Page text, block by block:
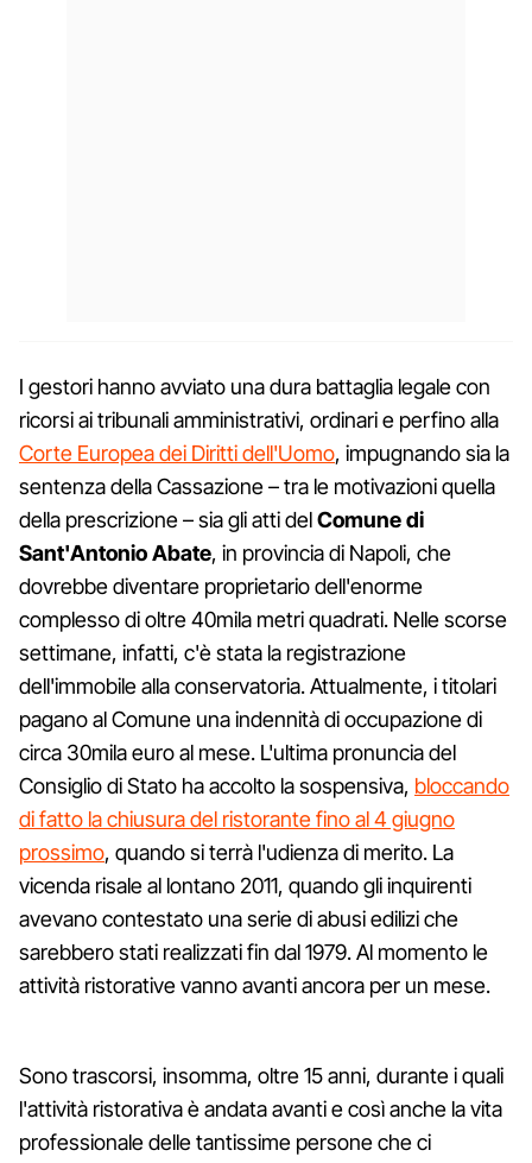
I gestori hanno avviato una dura battaglia legale con
ricorsi ai tribunali amministrativi, ordinari e perfino alla
Corte Europea dei Diritti dell'Uomo, impugnando sia la
sentenza della Cassazione – tra le motivazioni quella
della prescrizione – sia gli atti delComune di
Sant'Antonio Abate, in provincia di Napoli, che
dovrebbe diventare proprietario dell'enorme
complesso di oltre 40mila metri quadrati. Nelle scorse
settimane, infatti, c'è stata la registrazione
dell'immobile alla conservatoria. Attualmente, i titolari
pagano al Comune una indennità di occupazione di
circa 30mila euro al mese. L'ultima pronuncia del
Consiglio di Stato ha accolto la sospensiva, bloccando
di fatto la chiusura del ristorante fino al 4 giugno
prossimo, quando si terrà l'udienza di merito. La
vicenda risale al lontano 2011, quando gli inquirenti
avevano contestato una serie di abusi edilizi che
sarebbero stati realizzati fin dal 1979. Al momento le
attività ristorative vanno avanti ancora per un mese.
Sono trascorsi, insomma, oltre 15 anni, durante i quali
l'attività ristorativa è andata avanti e così anche la vita
professionale delle tantissime persone che ci